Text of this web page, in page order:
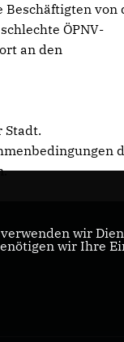
von
ÖPNV-
an den
Stadt.
wir
wir Ihre